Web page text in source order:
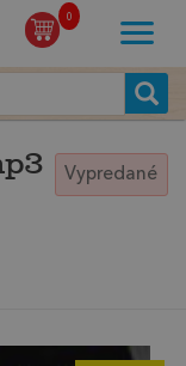
0
Vypredané